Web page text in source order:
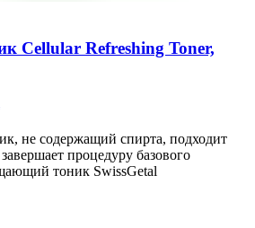
Cellular Refreshing Toner,
не содержащий спирта, подходит
процедуру базового
тоник SwissGetal